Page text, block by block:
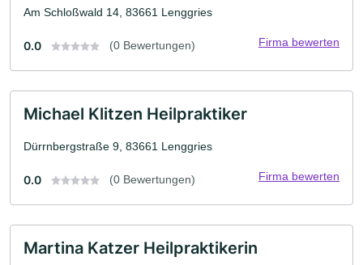
Am Schloßwald 14, 83661 Lenggries
0.0 (0 Bewertungen) Firma bewerten
Michael Klitzen Heilpraktiker
Dürrnbergstraße 9, 83661 Lenggries
0.0 (0 Bewertungen) Firma bewerten
Martina Katzer Heilpraktikerin